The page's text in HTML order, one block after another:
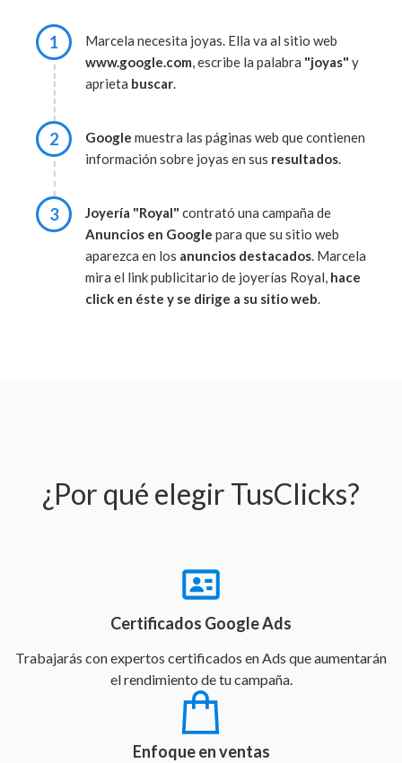
1
Marcela necesita joyas. Ella va al sitio web
www.google.com, escribe la palabra "joyas" y
aprieta buscar.
2 Google muestra las páginas web que contienen
información sobre joyas en sus resultados.
3 Joyería "Royal" contrató una campaña de
Anuncios en Google para que su sitio web
aparezca en los anuncios destacados. Marcela
mira el link publicitario de joyerías Royal, hace
click en éste y se dirige a su sitio web.
¿Por qué elegir TusClicks?
Certificados Google Ads
Trabajarás con expertos certificados en Ads que aumentarán
el rendimiento de tu campaña.
Enfoque en ventas